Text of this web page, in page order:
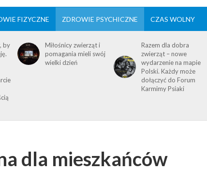
FIZYCZNE ZDROWIE PSYCHICZNE CZAS WOLNY
by
Miłośnicy zwierząt i
pomagania mieli swój
wielki dzień
Razem dla dobra
zwierząt – nowe
wydarzenie na mapie
Polski. Każdy może
dołączyć do Forum
Karmimy Psiaki
dla mieszkańców